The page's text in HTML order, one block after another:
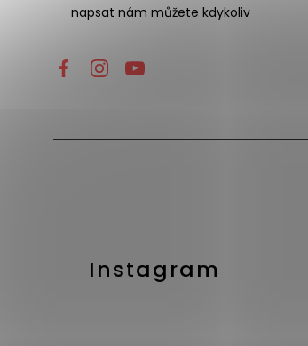
napsat nám můžete kdykoliv
Instagram